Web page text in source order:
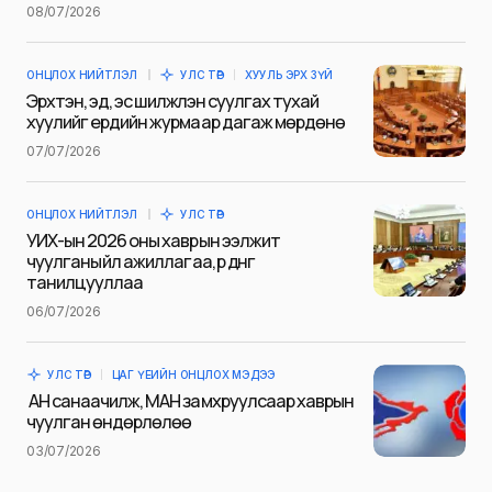
Сэтгэгдэл*
time I comment.
Илгээх
08/07/2026
ОНЦЛОХ НИЙТЛЭЛ УЛС ТӨР ХУУЛЬ ЭРХ ЗҮЙ
Эрхтэн, эд, эс шилжүүлэн суулгах тухай
хуулийг ердийн журмаар дагаж мөрдөнө
07/07/2026
ОНЦЛОХ НИЙТЛЭЛ УЛС ТӨР
УИХ-ын 2026 оны хаврын ээлжит
чуулганы үйл ажиллагаа, үр дүнг
танилцууллаа
06/07/2026
УЛС ТӨР ЦАГ ҮЕИЙН ОНЦЛОХ МЭДЭЭ
АН санаачилж, МАН замхруулсаар хаврын
чуулган өндөрлөлөө
03/07/2026